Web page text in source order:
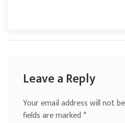
Leave a Reply
Your email address will not
fields are marked*